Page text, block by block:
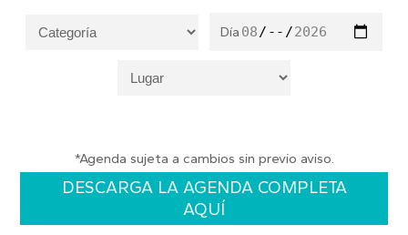
Día
*Agenda sujeta a cambios sin previo aviso.
DESCARGA LA AGENDA COMPLETA
AQUÍ